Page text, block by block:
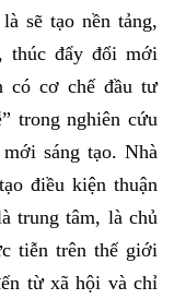
sẽ tạo nền tảng,
thúc đẩy đổi mới
có cơ chế đầu tư
trong nghiên cứu
sáng tạo. Nhà
điều kiện thuận
trung tâm, là chủ
tiễn trên thế giới
từ xã hội và chỉ